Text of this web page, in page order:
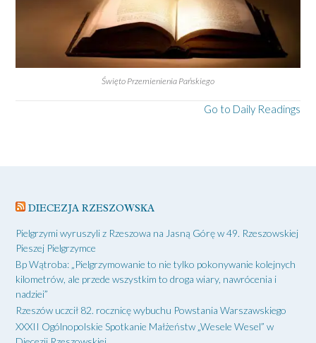
Święto Przemienienia Pańskiego
Go to Daily Readings
DIECEZJA RZESZOWSKA
Pielgrzymi wyruszyli z Rzeszowa na Jasną Górę w 49. Rzeszowskiej
Pieszej Pielgrzymce
Bp Wątroba: „Pielgrzymowanie to nie tylko pokonywanie kolejnych
kilometrów, ale przede wszystkim to droga wiary, nawrócenia i
nadziei”
Rzeszów uczcił 82. rocznicę wybuchu Powstania Warszawskiego
XXXII Ogólnopolskie Spotkanie Małżeństw „Wesele Wesel” w